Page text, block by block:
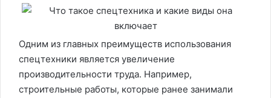
Одним из главных преимуществ использования
спецтехники является увеличение
производительности труда. Например,
строительные работы, которые ранее занимали